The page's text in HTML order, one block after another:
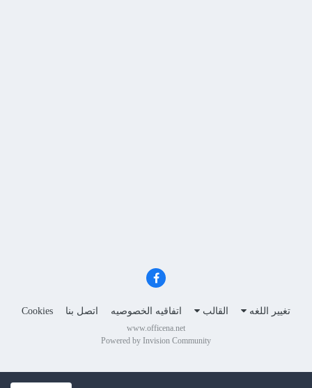
تغيير اللغه القالب اتفاقيه الخصوصيه اتصل بنا Cookies
www.officena.net
Powered by Invision Community